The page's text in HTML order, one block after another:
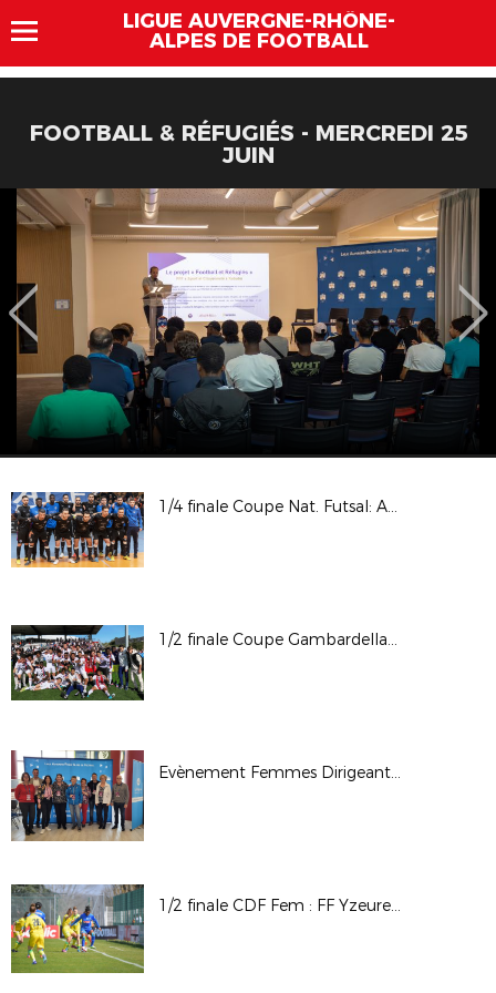
LIGUE AUVERGNE-RHÔNE-
ALPES DE FOOTBALL
FOOTBALL & RÉFUGIÉS - MERCREDI 25
JUIN
1/4 finale Coupe Nat. Futsal: ALF Futsal / Nantes Met. Futsal © Photos LAuRAFoot- Alain Chenevière
1/2 finale Coupe Gambardella CA: OL - ESTAC / © Photos LAuRAFoot- Alain Chenevière
Evènement Femmes Dirigeantes - Elle et LAuRAFoot 2022
1/2 finale CDF Fem : FF Yzeure AA / FC Nantes A